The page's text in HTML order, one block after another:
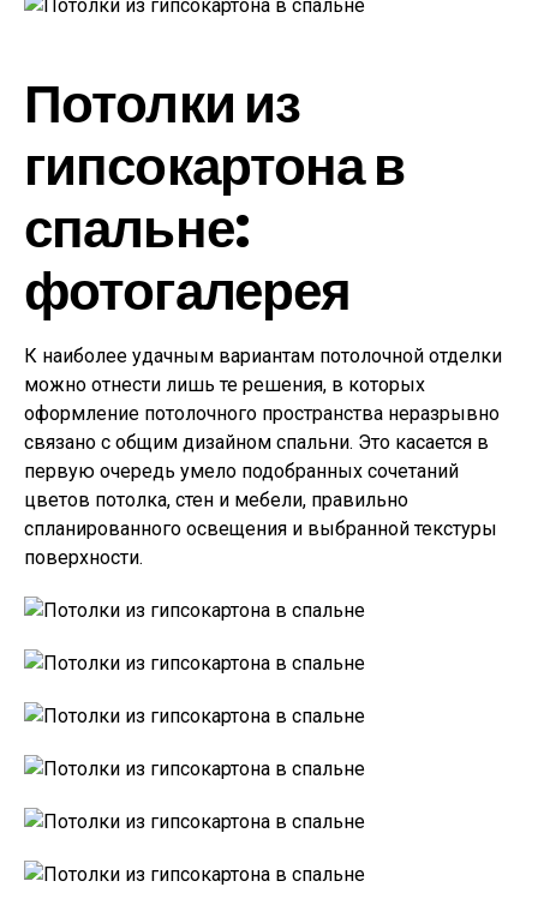
Потолки из
гипсокартона в
спальне:
фотогалерея
К наиболее удачным вариантам потолочной отделки
можно отнести лишь те решения, в которых
оформление потолочного пространства неразрывно
связано с общим дизайном спальни. Это касается в
первую очередь умело подобранных сочетаний
цветов потолка, стен и мебели, правильно
спланированного освещения и выбранной текстуры
поверхности.